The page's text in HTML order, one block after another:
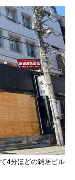
4分ほどの雑居ビル